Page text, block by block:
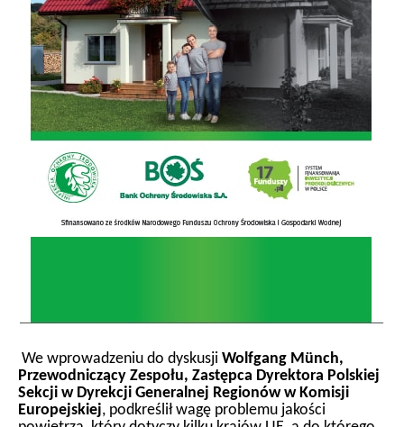
We wprowadzeniu do dyskusji Wolfgang Münch,
Przewodniczący Zespołu, Zastępca Dyrektora Polskiej
Sekcji w Dyrekcji Generalnej Regionów w Komisji
Europejskiej, podkreślił wagę problemu jakości